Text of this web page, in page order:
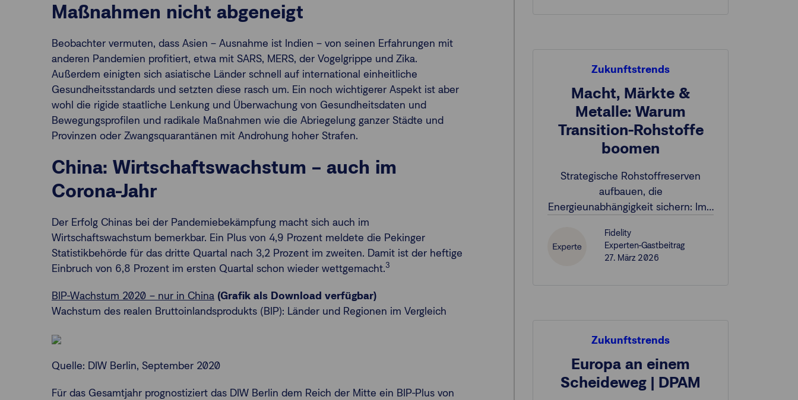
Maßnahmen nicht abgeneigt
Beobachter vermuten, dass Asien – Ausnahme ist Indien – von seinen Erfahrungen mit
anderen Pandemien profitiert, etwa mit SARS, MERS, der Vogelgrippe und Zika.
Außerdem einigten sich asiatische Länder schnell auf international einheitliche
Gesundheitsstandards und setzten diese rasch um. Ein noch wichtigerer Aspekt ist aber
wohl die rigide staatliche Lenkung und Überwachung von Gesundheitsdaten und
Bewegungsprofilen und radikale Maßnahmen wie die Abriegelung ganzer Städte und
Provinzen oder Zwangsquarantänen mit Androhung hoher Strafen.
China: Wirtschaftswachstum – auch im
Corona-Jahr
Der Erfolg Chinas bei der Pandemiebekämpfung macht sich auch im
Wirtschaftswachstum bemerkbar. Ein Plus von 4,9 Prozent meldete die Pekinger
Statistikbehörde für das dritte Quartal nach 3,2 Prozent im zweiten. Damit ist der heftige
Einbruch von 6,8 Prozent im ersten Quartal schon wieder wettgemacht.3
BIP-Wachstum 2020 – nur in China (Grafik als Download verfügbar)
Wachstum des realen Bruttoinlandsprodukts (BIP): Länder und Regionen im Vergleich
Quelle: DIW Berlin, September 2020
Für das Gesamtjahr prognostiziert das DIW Berlin dem Reich der Mitte ein BIP-Plus von
Zukunftstrends
Macht, Märkte &
Metalle: Warum
Transition-Rohstoffe
boomen
Strategische Rohstoffreserven
aufbauen, die
Energieunabhängigkeit sichern: Im…
Fidelity
Experten-Gastbeitrag
27. März 2026
Zukunftstrends
Europa an einem
Scheideweg | DPAM